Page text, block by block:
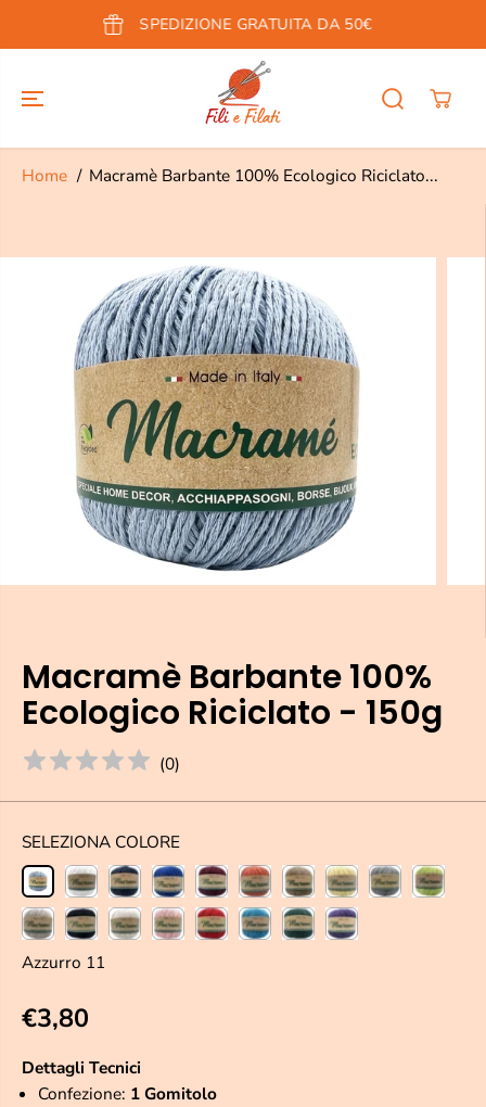
SALTA AL
CONTENUTO SPEDIZIONE GRATUITA DA 50€
Home Macramè Barbante 100% Ecologico Riciclato...
Macramè Barbante 100%
Ecologico Riciclato - 150g
(0)
SELEZIONA COLORE
Azzurro 11
P
E
€3,80
Dettagli Tecnici
Confezione: 1 Gomitolo